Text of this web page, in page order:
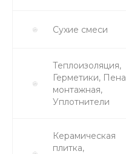
Сухие смеси
Теплоизоляция,
Герметики, Пена
монтажная,
Уплотнители
Керамическая
плитка,